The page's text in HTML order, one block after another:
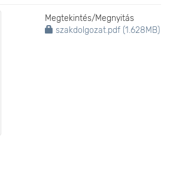
Megtekintés/Megnyitás
szakdolgozat.pdf (1.628MB)